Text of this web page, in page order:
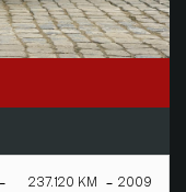
237.120 KM 2009